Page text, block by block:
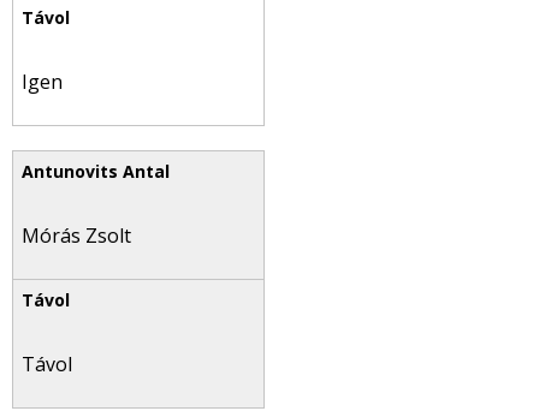
Igen
Mórás Zsolt
Távol